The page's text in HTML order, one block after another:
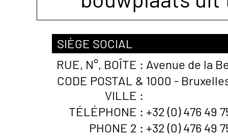
SIÈGE SOCIAL
RUE, N°, BOÎTE : Avenue de la
CODE POSTAL &
VILLE :
1000 -
TÉLÉPHONE : +32 (0) 476 49
PHONE 2 : +32 (0) 476 49